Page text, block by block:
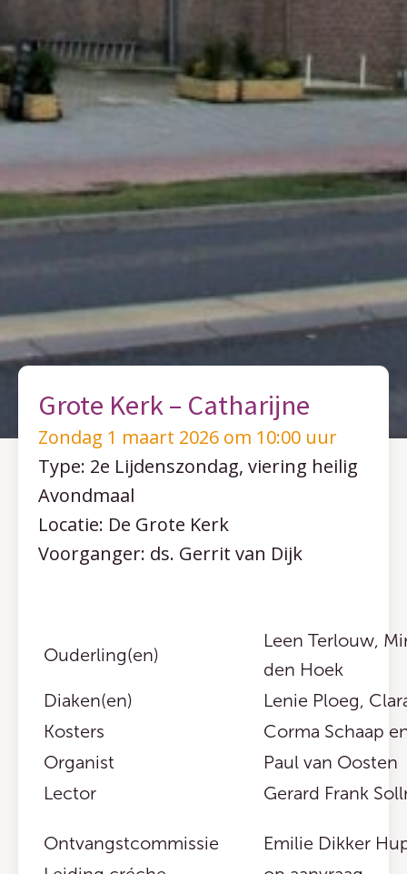
Grote Kerk – Catharijne
Zondag 1 maart 2026 om 10:00 uur
Type: 2e Lijdenszondag, viering heilig
Avondmaal
Locatie: De Grote Kerk
Voorganger: ds. Gerrit van Dijk
Ouderling(en)
Leen Terlouw,
den Hoek
Diaken(en)
Lenie Ploeg,
Kosters
Corma Schaap
Organist
Paul van Oosten
Lector
Gerard Frank
Ontvangstcommissie
Emilie Dikker